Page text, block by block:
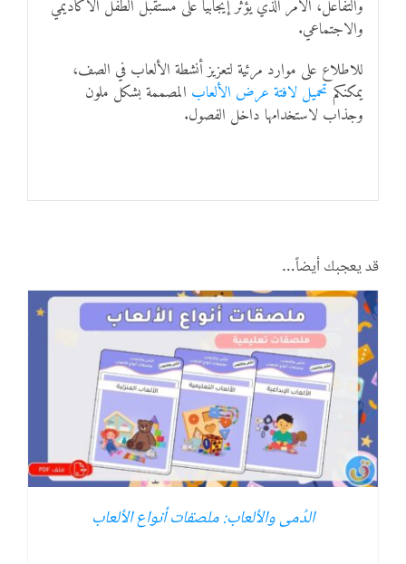
والتفاعل، الأمر الذي يُؤثر إيجابيًا على مستقبل الطفل الأكاديمي
والاجتماعي.
للاطلاع على موارد مرئية لتعزيز أنشطة الألعاب في الصف،
يمكنكم تحميل لافتة عرض الألعاب المصممة بشكل ملون
وجذاب لاستخدامها داخل الفصول.
قد يعجبك أيضاً…
الدُمى والألعاب: ملصقات أنواع الألعاب